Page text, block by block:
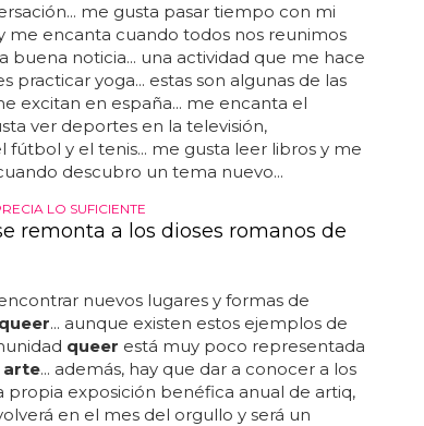
me gusta pasar tiempo con mi
me encanta cuando todos nos reunimos
buena noticia... una actividad que me hace
practicar yoga... estas son algunas de las
excitan en españa... me encanta el
ver deportes en la televisión,
fútbol y el tenis... me gusta leer libros y me
descubro un tema nuevo...
LO SUFICIENTE
remonta a los dioses romanos de
nuevos lugares y formas de
... aunque existen estos ejemplos de
queer está muy poco representada
arte... además, hay que dar a conocer a los
propia exposición benéfica anual de artiq,
en el mes del orgullo y será un